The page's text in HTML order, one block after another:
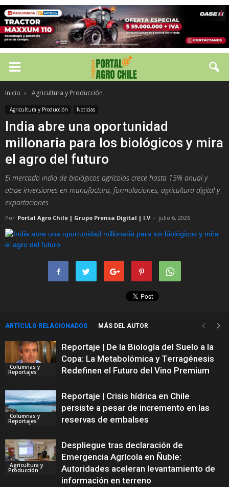
Inicio Agricultura y Producción
Agricultura y Producción Noticias
India abre una oportunidad
millonaria para los biológicos y mira
el agro del futuro
El mercado indio de biológicos agrícolas crece hasta 15% anual y
atrae inversiones en manufactura, formulaciones, agricultura digital y
exportaciones
Por Portal Agro Chile | Grupo Prensa Digital | I.V - julio 6, 2026
ARTÍCULO RELACIONADOS MÁS DEL AUTOR
Columnas y
Reportajes
Reportaje | De la Biología del Suelo a la
Copa: La Metabolómica y Terragénesis
Redefinen el Futuro del Vino Premium
Columnas y
Reportajes
Reportaje | Crisis hídrica en Chile
persiste a pesar de incremento en las
reservas de embalses
Agricultura y
Producción
Despliegue tras declaración de
Emergencia Agrícola en Ñuble:
Autoridades aceleran levantamiento de
información en terreno